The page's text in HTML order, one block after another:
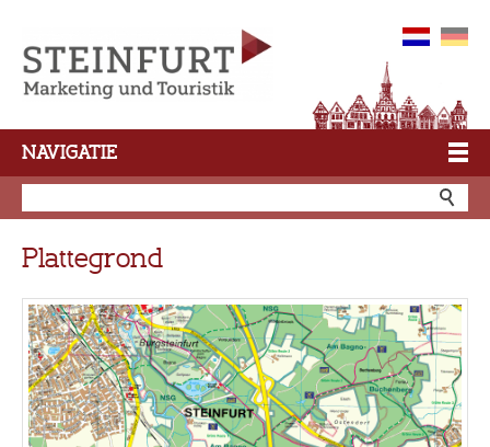
NAVIGATIE
Plattegrond